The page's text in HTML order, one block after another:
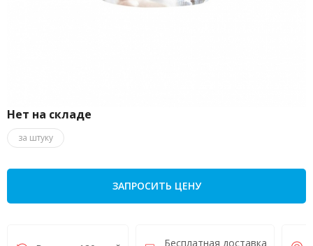
Нет на складе
за штуку
ЗАПРОСИТЬ ЦЕНУ
Бесплатная доставка